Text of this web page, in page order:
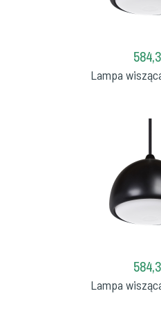
Lampa
Lampa